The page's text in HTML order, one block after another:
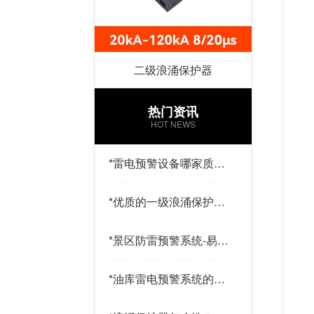
二级浪涌保护器
热门资讯
HOT NEWS
*雷电预警设备哪家质量
*优质的一级浪涌保护器
防雷
*景区防雷预警系统-易造
*油库雷电预警系统的传